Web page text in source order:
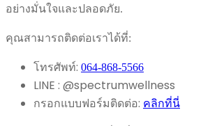
อย่างมั่นใจและปลอดภัย.
คุณสามารถติดต่อเราได้ที่:
โทรศัพท์: 064-868-5566
LINE : @spectrumwellness
กรอกแบบฟอร์มติดต่อ: คลิกที่นี่